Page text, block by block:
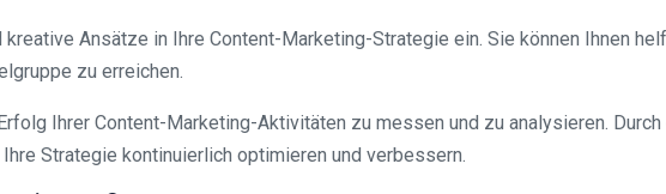
Ansätze in Ihre Content-Marketing-Strategie ein. Sie können Ihnen
zu erreichen.
Ihrer Content-Marketing-Aktivitäten zu messen und zu analysieren.
Strategie kontinuierlich optimieren und verbessern.